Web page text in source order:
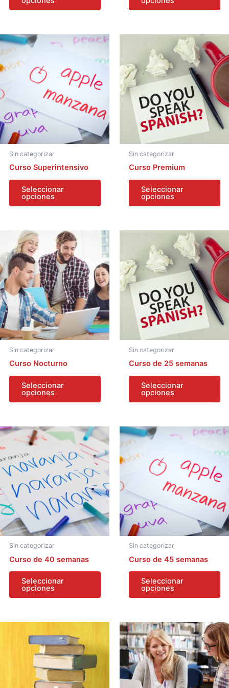
Sin categorizar
Curso Superintensivo
Seleccionar
opciones
Sin categorizar
Curso Premium
Seleccionar
opciones
Sin categorizar
Curso Nocturno
Seleccionar
opciones
Sin categorizar
Curso de 25 semanas
Seleccionar
opciones
Sin categorizar
Curso de 40 semanas
Seleccionar
opciones
Sin categorizar
Curso de 45 semanas
Seleccionar
opciones